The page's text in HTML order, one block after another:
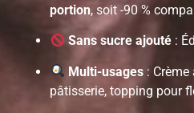
portion, soit -90 %
Sans sucre ajouté:
Multi-usages: Crème
pâtisserie, topping pour